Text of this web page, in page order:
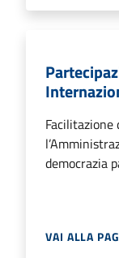
democrazia
VAI ALLA